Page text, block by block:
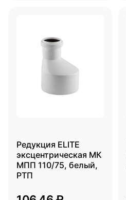
Редукция ELITE
эксцентрическая МК
МПП 110/75, белый,
РТП